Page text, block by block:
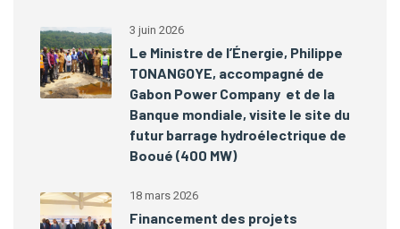
3 juin 2026
Le Ministre de l’Énergie, Philippe
TONANGOYE, accompagné de
Gabon Power Company et de la
Banque mondiale, visite le site du
futur barrage hydroélectrique de
Booué (400 MW)
18 mars 2026
Financement des projets